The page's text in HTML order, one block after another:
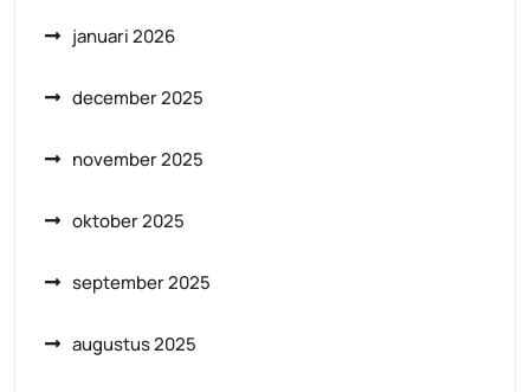
januari 2026
december 2025
november 2025
oktober 2025
september 2025
augustus 2025